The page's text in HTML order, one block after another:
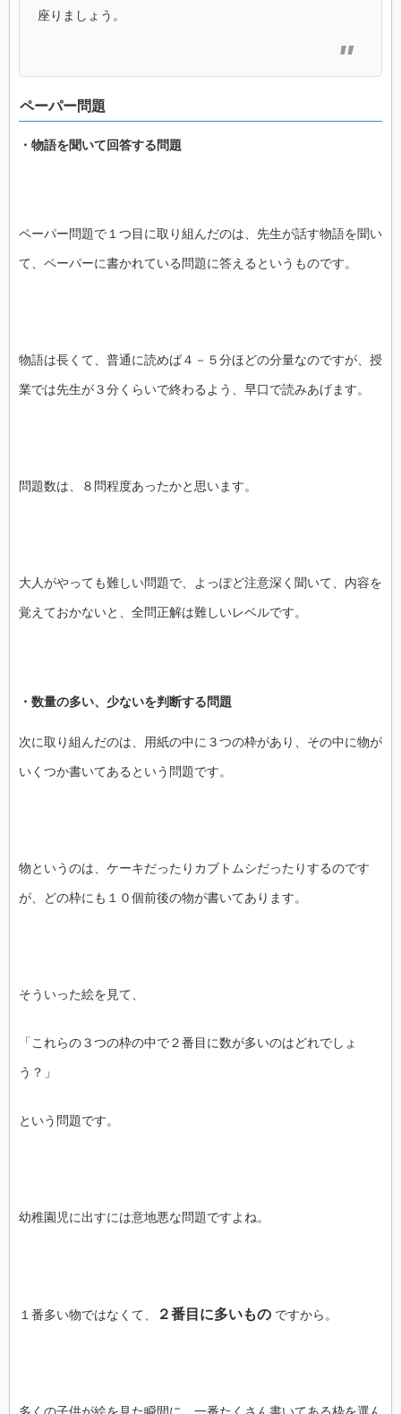
座りましょう。
ペーパー問題
・物語を聞いて回答する問題
ペーパー問題で１つ目に取り組んだのは、先生が話す物語を聞い
て、ペーパーに書かれている問題に答えるというものです。
物語は長くて、普通に読めば４－５分ほどの分量なのですが、授
業では先生が３分くらいで終わるよう、早口で読みあげます。
問題数は、︎８問程度あったかと思います。
大人がやっても難しい問題で、よっぽど注意深く聞いて、内容を
覚えておかないと、全問正解は難しいレベルです。
・数量の多い、少ないを判断する問題
次に取り組んだのは、用紙の中に３つの枠があり、その中に物が
いくつか書いてあるという問題です。
物というのは、ケーキだったりカブトムシだったりするのです
が、どの枠にも１０個前後の物が書いてあります。
そういった絵を見て、
「これらの３つの枠の中で２番目に数が多いのはどれでしょ
う？」
という問題です。
幼稚園児に出すには意地悪な問題ですよね。
１番多い物ではなくて、 ２番目に多いもの ですから。
多くの子供が絵を見た瞬間に、一番たくさん書いてある枠を選ん